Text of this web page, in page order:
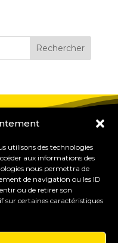
utilisons des technologies
aux informations des
nous permettra de
de navigation ou les ID
ou de retirer son
certaines caractéristiques